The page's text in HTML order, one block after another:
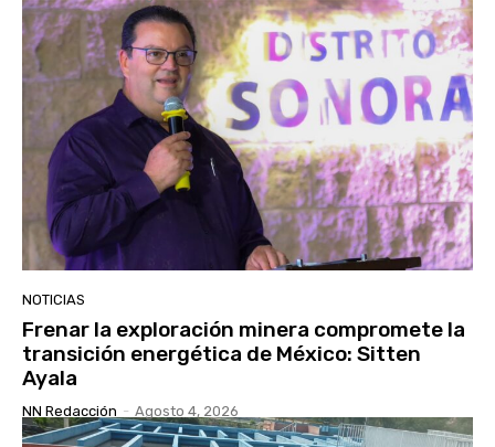
NOTICIAS
Frenar la exploración minera compromete la
transición energética de México: Sitten
Ayala
NN Redacción - Agosto 4, 2026